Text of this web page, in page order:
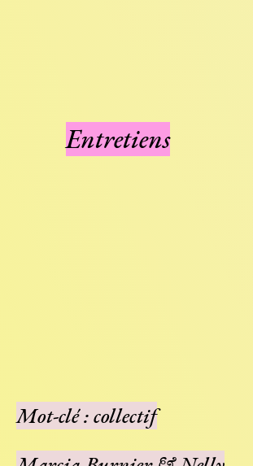
Entretiens
Mot-clé : collectif